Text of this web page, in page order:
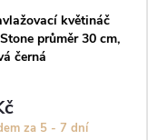
květináč
průměr 30 cm,
černá
za 5 - 7 dní